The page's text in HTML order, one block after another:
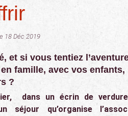
18 Déc 2019
et si vous tentiez
famille, avec vos enfants,
?
dans un écrin de
séjour qu’organise